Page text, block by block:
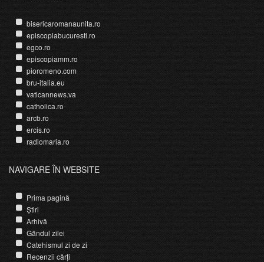
bisericaromanaunita.ro
episcopiabucuresti.ro
egco.ro
episcopiamm.ro
pioromeno.com
bru-italia.eu
vaticannews.va
catholica.ro
arcb.ro
ercis.ro
radiomaria.ro
NAVIGARE ÎN WEBSITE
Prima pagină
Știri
Arhivă
Gândul zilei
Catehismul zi de zi
Recenzii cărți